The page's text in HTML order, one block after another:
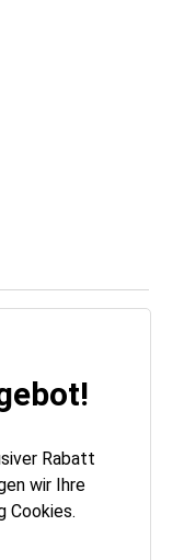
Rabatt
wir Ihre
Cookies.